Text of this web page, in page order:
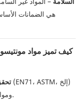
ومواصفات المواد الخشبية من المورد الخاص بك.